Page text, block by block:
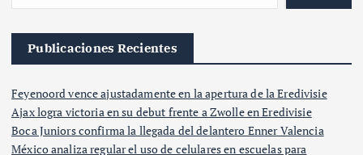
Publicaciones Recientes
Feyenoord vence ajustadamente en la apertura de la Eredivisie
Ajax logra victoria en su debut frente a Zwolle en Eredivisie
Boca Juniors confirma la llegada del delantero Enner Valencia
México analiza regular el uso de celulares en escuelas para